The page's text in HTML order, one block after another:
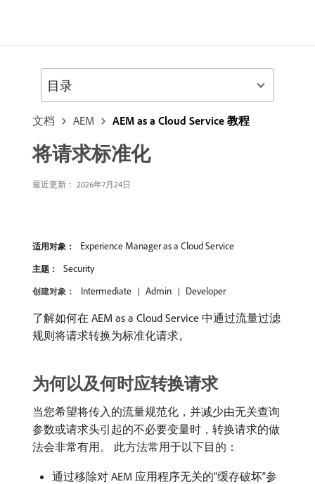
文档 AEM AEM as a Cloud Service 教程
将请求标准化
最近更新： 2026年7月24日
适用对象： Experience Manager as a Cloud Service
主题： Security
创建对象： Intermediate Admin Developer
了解如何在 AEM as a Cloud Service 中通过流量过滤
规则将请求转换为标准化请求。
为何以及何时应转换请求
当您希望将传入的流量规范化，并减少由无关查询
参数或请求头引起的不必要变量时，转换请求的做
法会非常有用。 此方法常用于以下目的：
通过移除对 AEM 应用程序无关的“缓存破坏”参
目录